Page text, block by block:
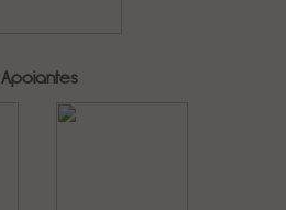
Apoiantes